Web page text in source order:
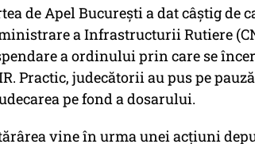
de Apel București a dat câștig de
a Infrastructurii Rutiere
a ordinului prin care se
Practic, judecătorii au pus pe
pe fond a dosarului.
vine în urma unei acțiuni